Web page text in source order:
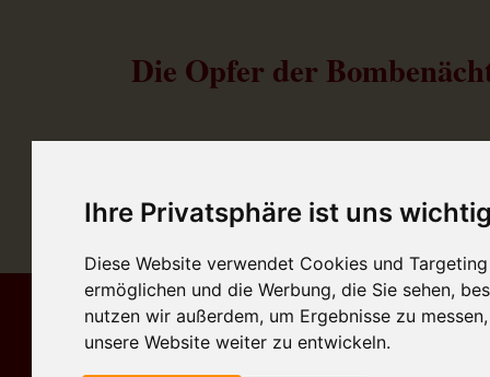
Ihre Privatsphäre ist uns
Diese Website verwendet Cookies und
ermöglichen und die Werbung, die Sie sehen,
nutzen wir außerdem, um Ergebnisse zu
unsere Website weiter zu entwickeln.
Die Opfer der
In
Massengrab in Ohlsdorf
Im Arm das tote Kind